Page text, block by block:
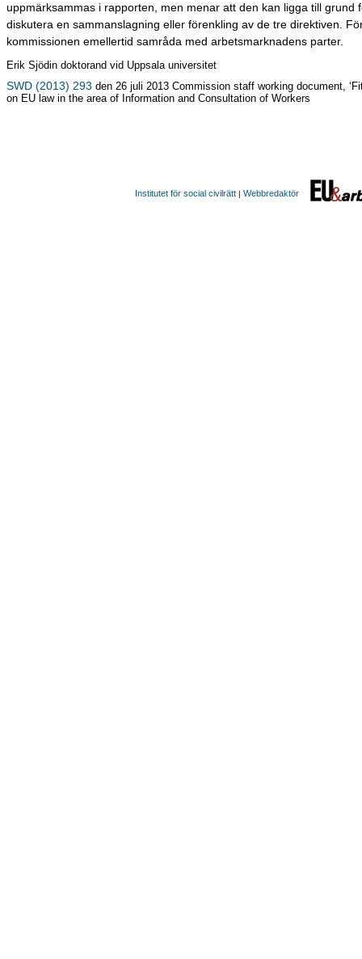
uppmärksammas i rapporten, men menar att den kan ligga till grund
diskutera en sammanslagning eller förenkling av de tre direktiven.
kommissionen emellertid samråda med arbetsmarknadens parter.
Erik Sjödin doktorand vid Uppsala universitet
SWD (2013) 293 den 26 juli 2013 Commission staff working document,
on EU law in the area of Information and Consultation of Workers
Institutet för social civilrätt | Webbredaktör